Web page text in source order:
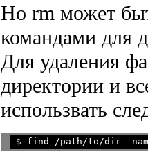
Но rm может
командами для
Для удаления
директории и
использвать
$